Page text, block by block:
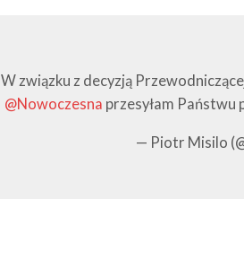
W związku z decyzją
@Nowoczesna przesyłam Państwu
— Piotr Misilo